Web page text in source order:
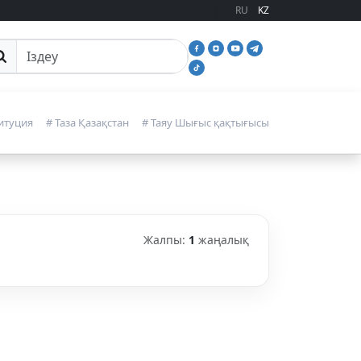
RU KZ
іздеу
# Таза Қазақстан # Таяу Шығыс қақтығысы
Жалпы: 1 жаңалық